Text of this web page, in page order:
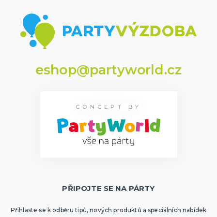
eshop@partyworld.cz
CONCEPT BY
PŘIPOJTE SE NA PÁRTY
Přihlaste se k odběru tipů, nových produktů a speciálních nabídek